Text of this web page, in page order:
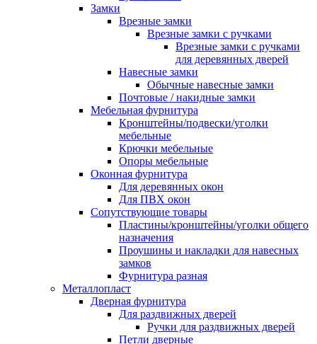
Замки
Врезные замки
Врезные замки с ручками
Врезные замки с ручками
для деревянных дверей
Навесные замки
Обычные навесные замки
Почтовые / накидные замки
Мебельная фурнитура
Кронштейны/подвески/уголки
мебельные
Крючки мебельные
Опоры мебельные
Оконная фурнитура
Для деревянных окон
Для ПВХ окон
Сопутствующие товары
Пластины/кронштейны/уголки общего
назначения
Проушины и накладки для навесных
замков
Фурнитура разная
Металлопласт
Дверная фурнитура
Для раздвижных дверей
Ручки для раздвижных дверей
Петли дверные